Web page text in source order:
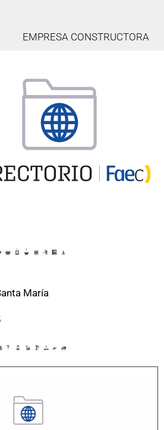
EMPRESA CONSTRUCTORA
María